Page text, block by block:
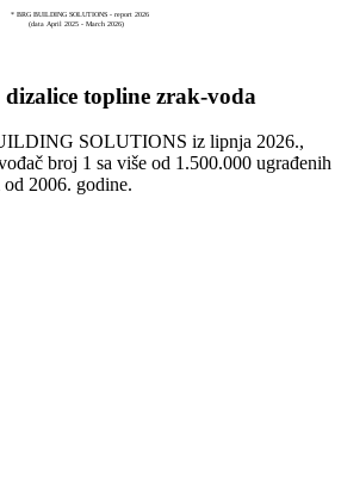
topline zrak-voda
SOLUTIONS iz lipnja 2026.,
broj 1 sa više od 1.500.000 ugrađenih
2006. godine.